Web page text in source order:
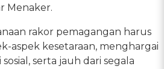
Menaker.
rakor pemagangan harus
aspek kesetaraan, menghargai
serta jauh dari segala